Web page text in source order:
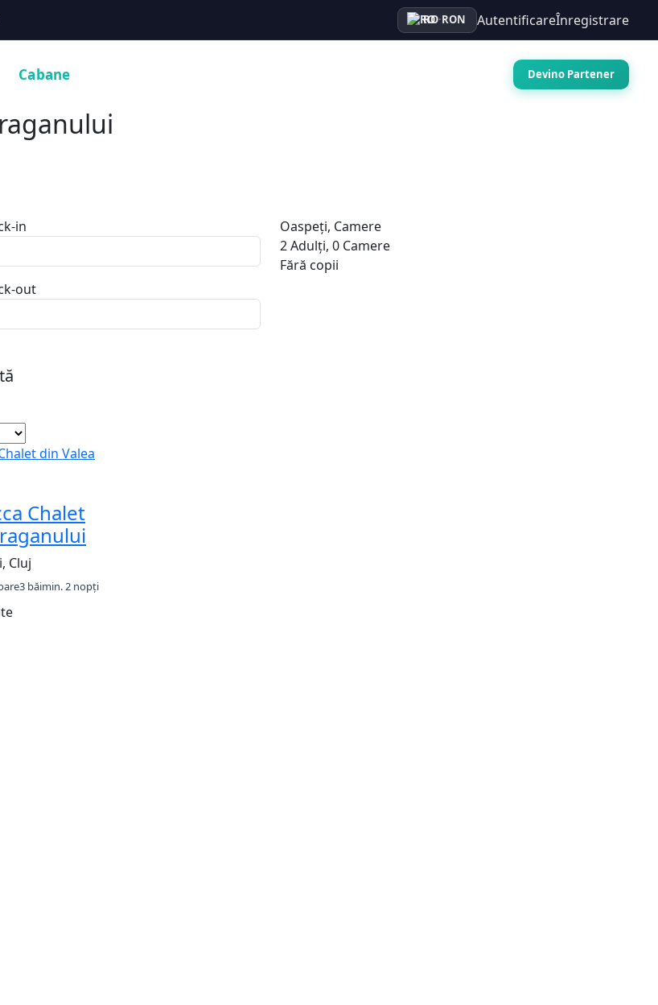
RO·RON AutentificareÎnregistrare
Cabane Devino Partener
in
out
Oaspeți, Camere
2Adulți, 0 Camere
Fără copii
Chalet
Cluj
3 băimin. 2 nopți